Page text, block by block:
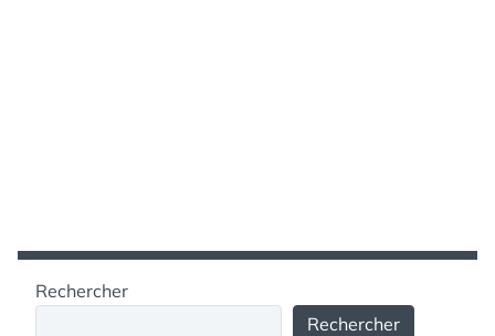
Rechercher
Rechercher